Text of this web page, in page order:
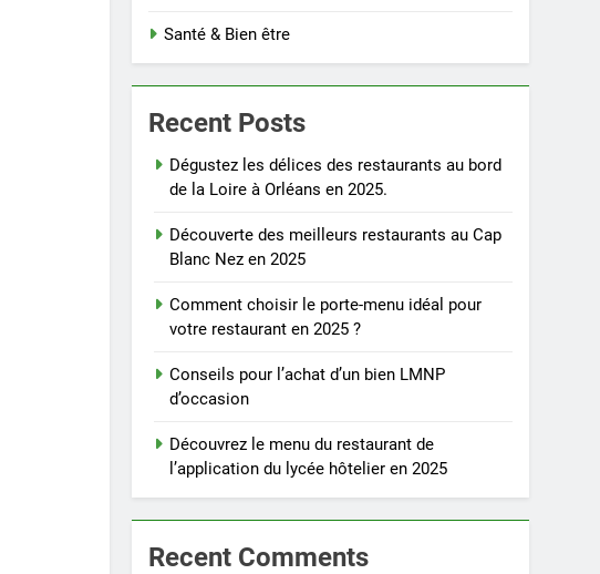
Santé & Bien être
Recent Posts
Dégustez les délices des restaurants au bord
de la Loire à Orléans en 2025.
Découverte des meilleurs restaurants au Cap
Blanc Nez en 2025
Comment choisir le porte-menu idéal pour
votre restaurant en 2025 ?
Conseils pour l’achat d’un bien LMNP
d’occasion
Découvrez le menu du restaurant de
l’application du lycée hôtelier en 2025
Recent Comments